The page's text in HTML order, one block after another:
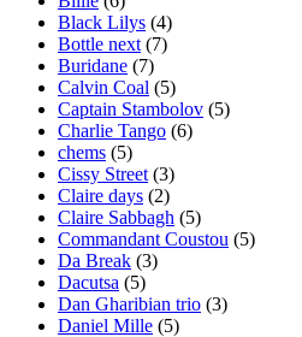
Black Lilys (4)
Bottle next (7)
Buridane (7)
Calvin Coal (5)
Captain Stambolov (5)
Charlie Tango (6)
chems (5)
Cissy Street (3)
Claire days (2)
Claire Sabbagh (5)
Commandant Coustou (5)
Da Break (3)
Dacutsa (5)
Dan Gharibian trio (3)
Daniel Mille (5)